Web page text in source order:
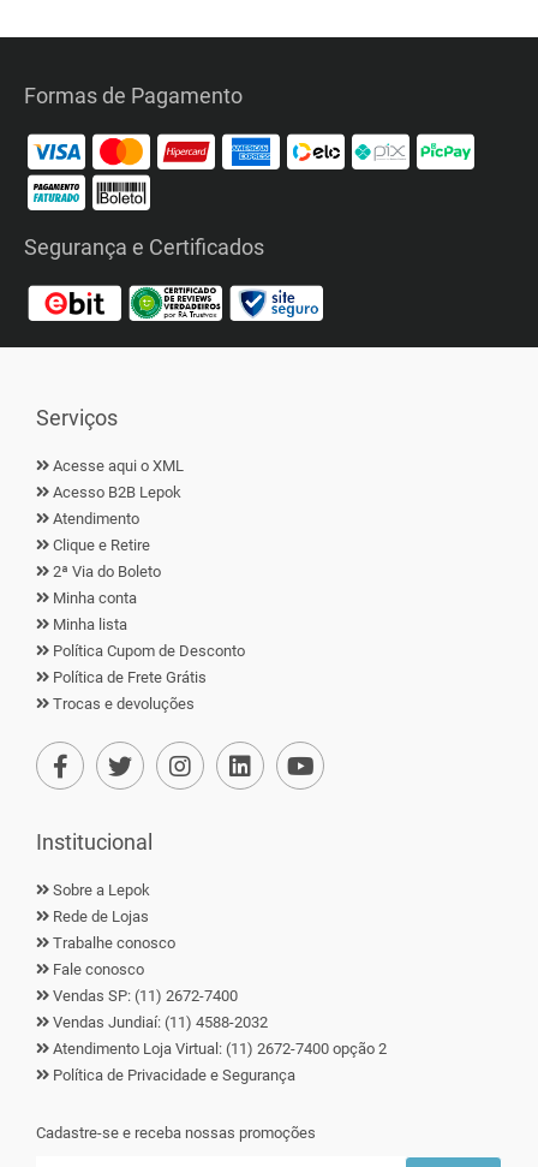
Formas de Pagamento
Segurança e Certificados
Serviços
Acesse aqui o XML
Acesso B2B Lepok
Atendimento
Clique e Retire
2ª Via do Boleto
Minha conta
Minha lista
Política Cupom de Desconto
Política de Frete Grátis
Trocas e devoluções
Institucional
Sobre a Lepok
Rede de Lojas
Trabalhe conosco
Fale conosco
Vendas SP: (11) 2672-7400
Vendas Jundiaí: (11) 4588-2032
Atendimento Loja Virtual: (11) 2672-7400 opção 2
Política de Privacidade e Segurança
Cadastre-se e receba nossas promoções